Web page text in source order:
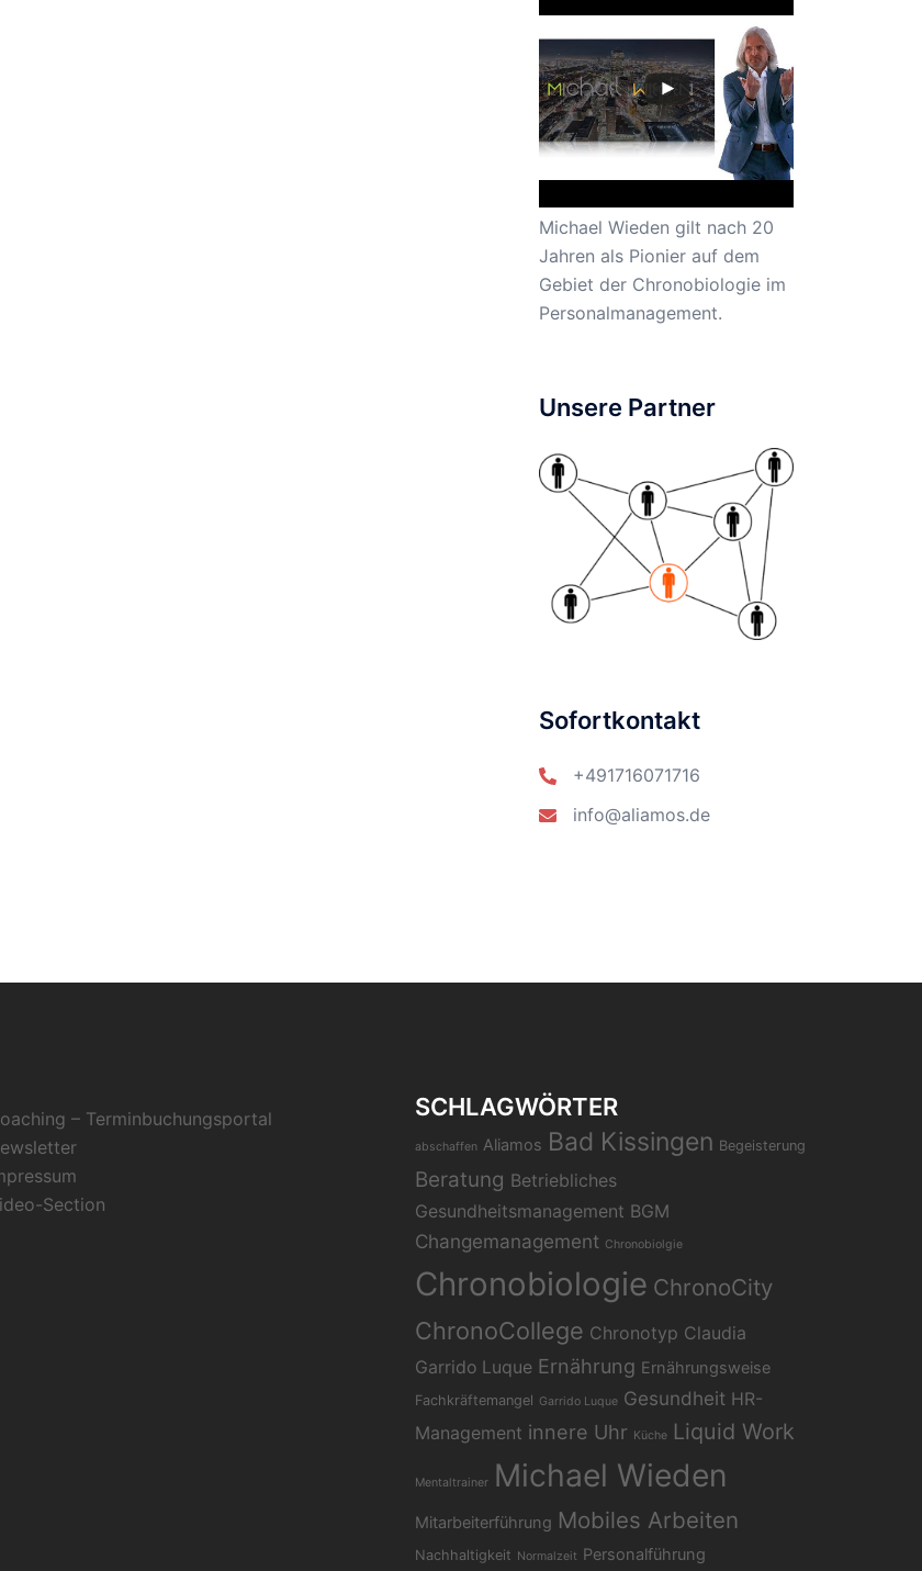
Michael Wieden gilt nach 20
Jahren als Pionier auf dem
Gebiet der Chronobiologie im
Personalmanagement.
Unsere Partner
Sofortkontakt
+491716071716
info@aliamos.de
– Terminbuchungsportal
Section
SCHLAGWÖRTER
abschaffen Aliamos Bad Kissingen Begeisterung
Beratung Betriebliches
Gesundheitsmanagement BGM
Changemanagement Chronobiolgie
Chronobiologie ChronoCity
ChronoCollege Chronotyp Claudia
Garrido Luque Ernährung Ernährungsweise
Fachkräftemangel Garrido Luque Gesundheit HR-
Management innere Uhr Küche Liquid Work
Mentaltrainer Michael Wieden
Mitarbeiterführung Mobiles Arbeiten
Nachhaltigkeit Normalzeit Personalführung